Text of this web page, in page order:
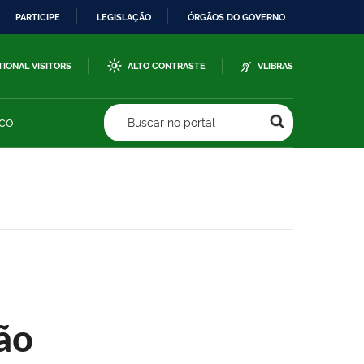
PARTICIPE LEGISLAÇÃO ÓRGÃOS DO GOVERNO
VISITORS ALTO CONTRASTE VLIBRAS
Buscar no portal